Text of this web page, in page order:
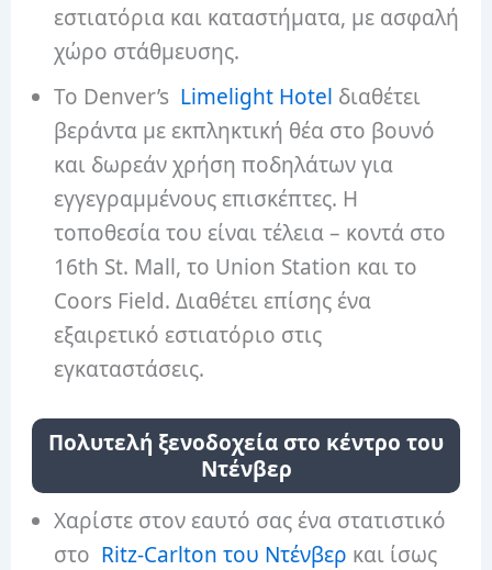
εστιατόρια και καταστήματα, με ασφαλή
χώρο στάθμευσης.
Το Denver’s Limelight Hotel διαθέτει
βεράντα με εκπληκτική θέα στο βουνό
και δωρεάν χρήση ποδηλάτων για
εγγεγραμμένους επισκέπτες. Η
τοποθεσία του είναι τέλεια – κοντά στο
16th St. Mall, το Union Station και το
Coors Field. Διαθέτει επίσης ένα
εξαιρετικό εστιατόριο στις
εγκαταστάσεις.
Πολυτελή ξενοδοχεία στο κέντρο του
Ντένβερ
Χαρίστε στον εαυτό σας ένα στατιστικό
στο Ritz-Carlton του Ντένβερ και ίσως